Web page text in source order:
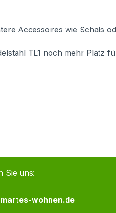
Accessoires wie Schals
TL1 noch mehr Platz
Sie uns:
wohnen.de